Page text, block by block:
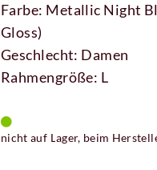
Farbe: Metallic Night
Gloss)
Geschlecht: Damen
Rahmengröße: L
nicht auf Lager, beim